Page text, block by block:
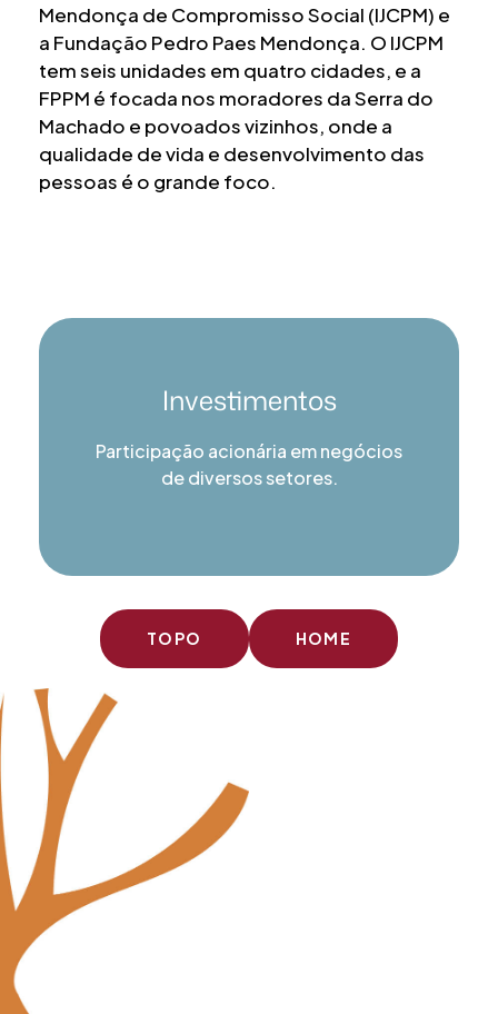
Investimentos
Participação acionária em negócios
de diversos setores.
Mendonça de Compromisso Social (IJCPM) e
a Fundação Pedro Paes Mendonça. O IJCPM
tem seis unidades em quatro cidades, e a
FPPM é focada nos moradores da Serra do
Machado e povoados vizinhos, onde a
qualidade de vida e desenvolvimento das
pessoas é o grande foco.
TOPO HOME